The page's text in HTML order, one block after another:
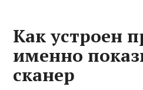
Как устроен
именно
сканер